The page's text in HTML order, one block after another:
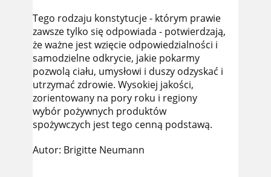
Tego rodzaju konstytucje - którym prawie
zawsze tylko się odpowiada - potwierdzają,
że ważne jest wzięcie odpowiedzialności i
samodzielne odkrycie, jakie pokarmy
pozwolą ciału, umysłowi i duszy odzyskać i
utrzymać zdrowie. Wysokiej jakości,
zorientowany na pory roku i regiony
wybór pożywnych produktów
spożywczych jest tego cenną podstawą.
Autor: Brigitte Neumann